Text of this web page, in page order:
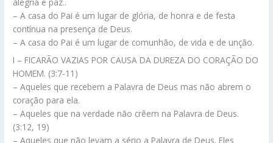
– A casa do Pai é um lugar de glória, de honra e de festa
contínua na presença de Deus.
– A casa do Pai é um lugar de comunhão, de vida e de unção.
I – FICARÃO VAZIAS POR CAUSA DA DUREZA DO CORAÇÃO DO
HOMEM. (3:7-11)
– Aqueles que recebem a Palavra de Deus mas não abrem o
coração para ela.
– Aqueles que na verdade não crêem na Palavra de Deus.
(3:12, 19)
– Aqueles que não levam a sério a Palavra de Deus. Eles